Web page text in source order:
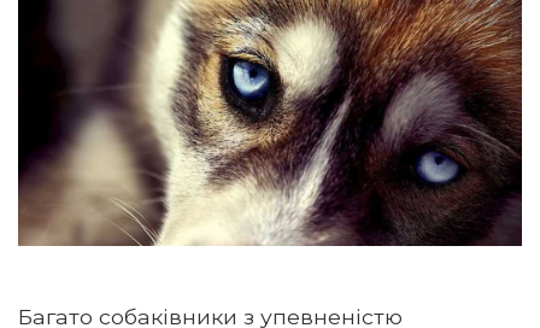
Багато собаківники з упевненістю